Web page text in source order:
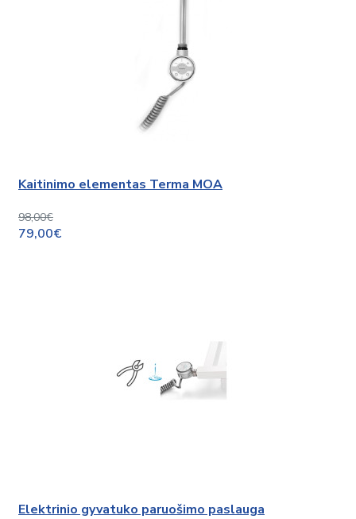
Kaitinimo elementas Terma MOA
98,00€
79,00€
Elektrinio gyvatuko paruošimo paslauga